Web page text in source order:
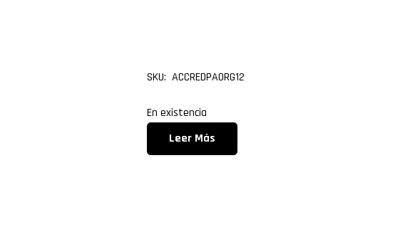
SKU: ACCREDPAORG12
En existencia
Leer Más